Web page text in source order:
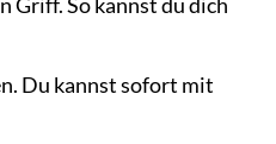
Griff. So kannst du dich
Du kannst sofort mit